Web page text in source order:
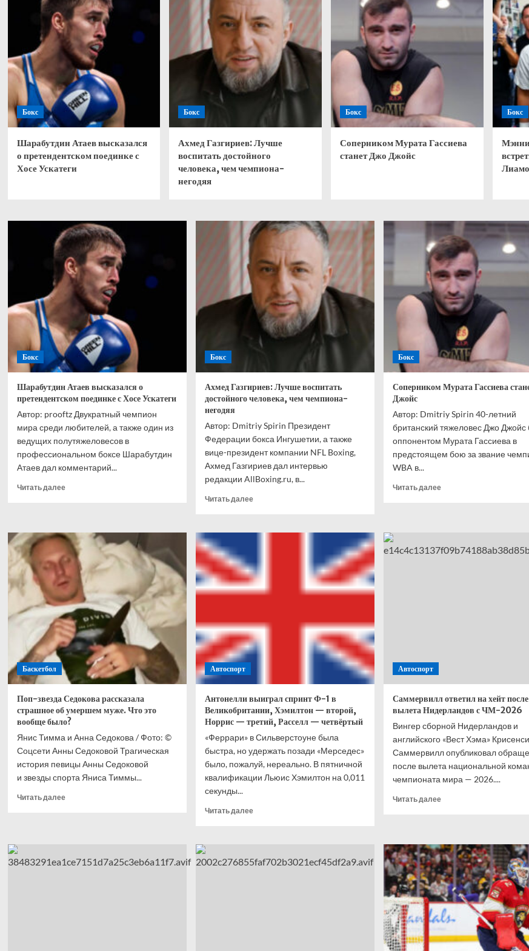
Бокс
Шарабутдин Атаев высказался
о претендентском поединке с
Хосе Ускатеги
Бокс
Ахмед Газгириев: Лучше
воспитать достойного
человека, чем чемпиона-
негодяя
Бокс
Соперником Мурата Гассиева
станет Джо Джойс
Бокс
Бокс
Шарабутдин Атаев высказался о
претендентском поединке с Хосе Ускатеги
Автор: prooftz Двукратный чемпион
мира среди любителей, а также один из
ведущих полутяжеловесов в
профессиональном боксе Шарабутдин
Атаев дал комментарий...
Читать далееПрочитать
Атаев
высказался
о
претендентском
поединке
с
Хосе
Ускатеги
Бокс
Ахмед Газгириев: Лучше воспитать
достойного человека, чем чемпиона-
негодяя
Автор: Dmitriy Spirin Президент
Федерации бокса Ингушетии, а также
вице-президент компании NFL Boxing,
Ахмед Газгириев дал интервью
редакции AllBoxing.ru, в...
Читать далееПрочитать
Ахмед
воспитать
достойного
человека,
негодяя
Бокс
Соперником Мурата Гассиева
Джойс
Автор: Dmitriy Spirin 40-летний
британский тяжеловес Джо Джойс
оппонентом Мурата Гассиева в
предстоящем бою за звание
WBA в...
Читать далееПрочитать
станет
Баскетбол
Поп-звезда Седокова рассказала
страшное об умершем муже. Что это
вообще было?
Янис Тимма и Анна Седокова / Фото: ©
Соцсети Анны Седоковой Трагическая
история певицы Анны Седоковой
и звезды спорта Яниса Тиммы...
Читать далееПрочитать
рассказала
Автоспорт
Антонелли выиграл спринт Ф-1 в
Великобритании, Хэмилтон — второй,
Норрис — третий, Расселл — четвёртый
«Феррари» в Сильверстоуне была
быстра, но удержать позади «Мерседес»
было, пожалуй, нереально. В пятничной
квалификации Льюис Хэмилтон на 0,011
секунды...
Читать далееПрочитать
спринт
Автоспорт
Саммервилл ответил на хейт после
вылета Нидерландов с ЧМ-2026
Вингер сборной Нидерландов и
английского «Вест Хэма»
Саммервилл опубликовал
после вылета национальной
чемпионата мира — 2026....
Читать далееПрочитать
ответил
на хейт
после
вылета
Нидерландов
с ЧМ-2026